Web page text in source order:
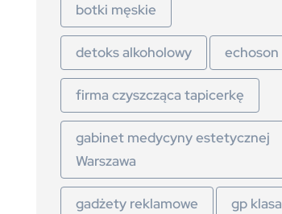
botki męskie
detoks alkoholowy echoson
firma czyszcząca tapicerkę
gabinet medycyny estetycznej
Warszawa
gadżety reklamowe gp klasa